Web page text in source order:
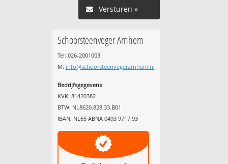
Versturen »
Schoorsteenveger Arnhem
Tel: 026-2001003
M: info@schoorsteenvegerarnhem.nl
Bedrijfsgegevens
KVK: 81420382
BTW: NL8620.828.33.B01
IBAN: NL65 ABNA 0493 9717 93